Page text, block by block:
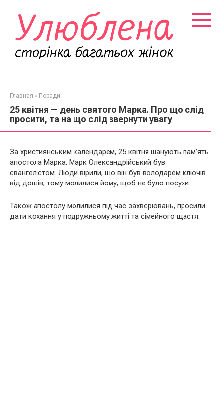
контенту
Главная » Поради
25 квітня — день святого Марка. Про що слід
просити, та на що слід звернути увагу
За християнським календарем, 25 квітня шанують пам’ять
апостола Марка. Марк Олександрійський був
євангелістом. Люди вірили, що він був володарем ключів
від дощів, тому молилися йому, щоб не було посухи.
Також апостолу молилися під час захворювань, просили
дати кохання у подружньому житті та сімейного щастя.